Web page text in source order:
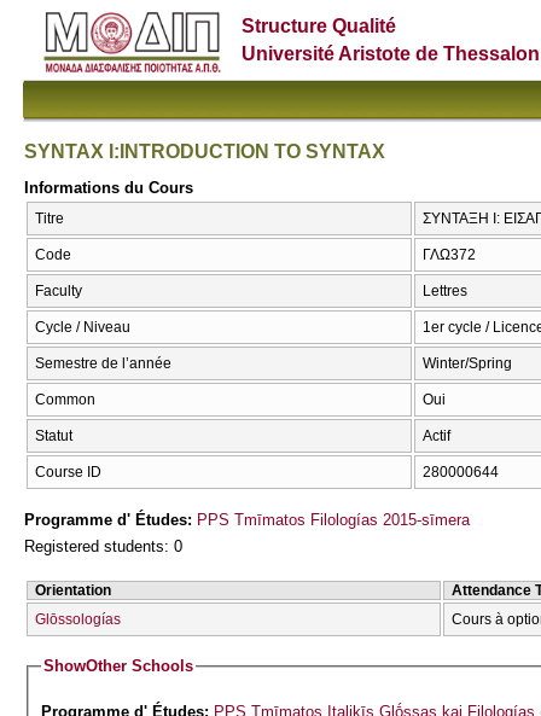
Structure Qualité
Université Aristote de
SYNTAX Ι:INTRODUCTION TO SYNTAX
Informations du Cours
Titre ΣΥΝΤΑΞΗ Ι:
Code ΓΛΩ372
Faculty Lettres
Cycle / Niveau 1er cycle /
Semestre de l’année Winter/Spring
Common Oui
Statut Actif
Course ID 280000644
Programme d' Études: PPS Tmīmatos Filologías 2015-sīmera
Registered students: 0
Orientation
Attendance
Glōssologías
Cours à
ShowOther Schools
Programme d' Études: PPS Tmīmatos Italikīs Glṓssas kai Filologías